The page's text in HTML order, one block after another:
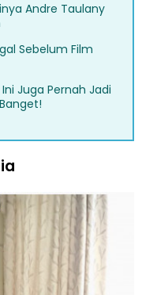
Andre Taulany
Sebelum Film
Juga Pernah Jadi